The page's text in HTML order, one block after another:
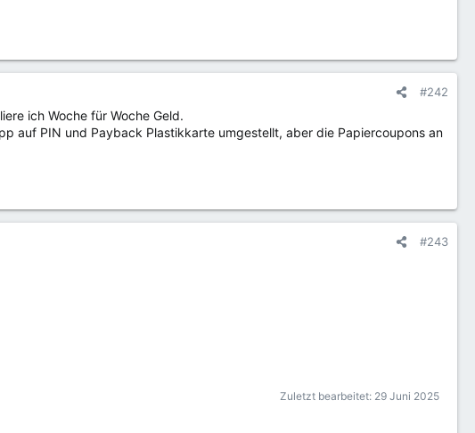
#242
ich Woche für Woche Geld.
auf PIN und Payback Plastikkarte umgestellt, aber die Papiercoupons an
#243
Zuletzt bearbeitet: 29 Juni 2025